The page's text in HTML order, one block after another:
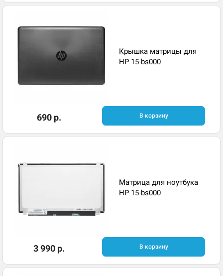
Крышка матрицы для
HP 15-bs000
690 р. В корзину
Матрица для ноутбука
HP 15-bs000
3 990 р. В корзину